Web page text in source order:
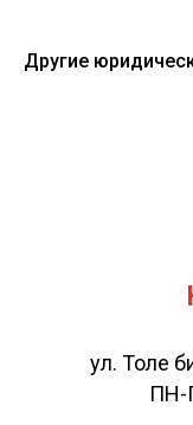
Другие
ул. Толе
ПН-